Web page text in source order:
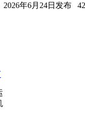
年6月24日发布